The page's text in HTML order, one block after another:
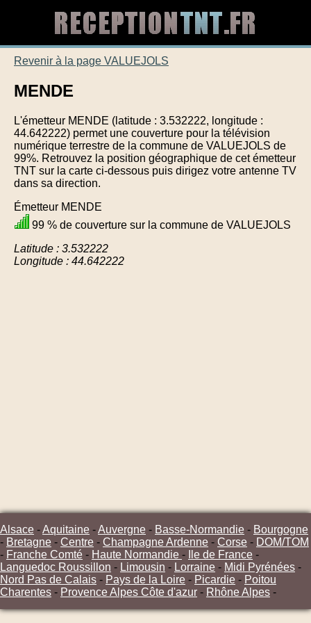
Revenir à la page VALUEJOLS
MENDE
L'émetteur MENDE (latitude : 3.532222, longitude :
44.642222) permet une couverture pour la télévision
numérique terrestre de la commune de VALUEJOLS de
99%. Retrouvez la position géographique de cet émetteur
TNT sur la carte ci-dessous puis dirigez votre antenne TV
dans sa direction.
Émetteur MENDE
99 % de couverture sur la commune de VALUEJOLS
Latitude : 3.532222
Longitude : 44.642222
Alsace -Aquitaine -Auvergne - Basse-Normandie - Bourgogne
- Bretagne - Centre - Champagne Ardenne - Corse - DOM/TOM
- Franche Comté - Haute Normandie - Ile de France -
Languedoc Roussillon - Limousin - Lorraine - Midi Pyrénées -
Nord Pas de Calais - Pays de la Loire - Picardie - Poitou
Charentes - Provence Alpes Côte d'azur - Rhône Alpes -